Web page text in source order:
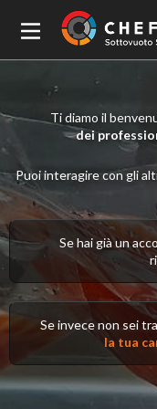
Ti diamo il
dei
Puoi interagire con gli
Se hai già un
Se invece non sei
la tua